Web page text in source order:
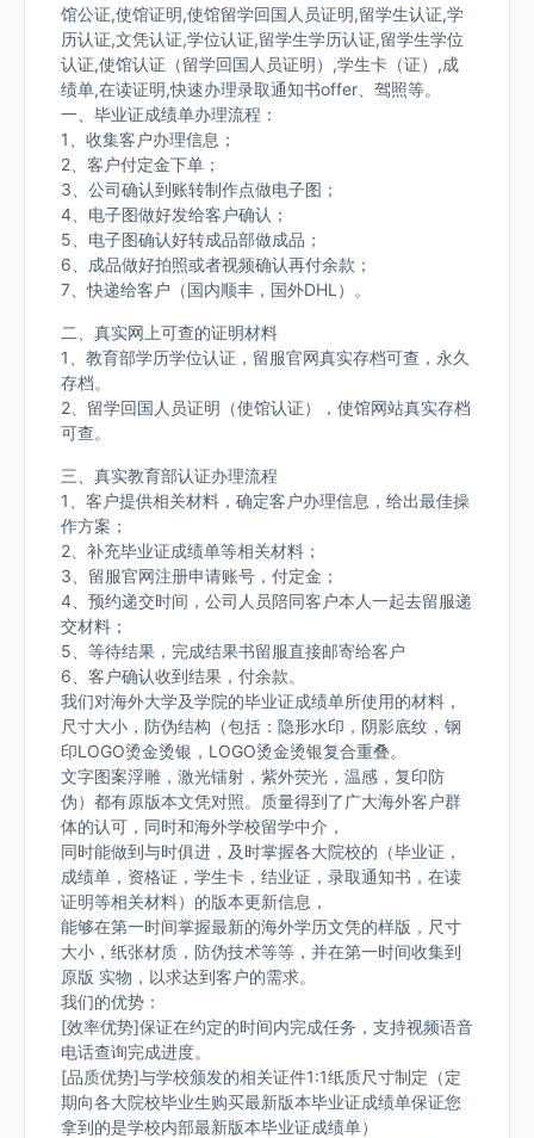
馆公证,使馆证明,使馆留学回国人员证明,留学生认证,学
历认证,文凭认证,学位认证,留学生学历认证,留学生学位
认证,使馆认证（留学回国人员证明）,学生卡（证）,成
绩单,在读证明,快速办理录取通知书offer、驾照等。
一、毕业证成绩单办理流程：
1、收集客户办理信息；
2、客户付定金下单；
3、公司确认到账转制作点做电子图；
4、电子图做好发给客户确认；
5、电子图确认好转成品部做成品；
6、成品做好拍照或者视频确认再付余款；
7、快递给客户（国内顺丰，国外DHL）。
二、真实网上可查的证明材料
1、教育部学历学位认证，留服官网真实存档可查，永久
存档。
2、留学回国人员证明（使馆认证），使馆网站真实存档
可查。
三、真实教育部认证办理流程
1、客户提供相关材料，确定客户办理信息，给出最佳操
作方案；
2、补充毕业证成绩单等相关材料；
3、留服官网注册申请账号，付定金；
4、预约递交时间，公司人员陪同客户本人一起去留服递
交材料；
5、等待结果，完成结果书留服直接邮寄给客户
6、客户确认收到结果，付余款。
我们对海外大学及学院的毕业证成绩单所使用的材料，
尺寸大小，防伪结构（包括：隐形水印，阴影底纹，钢
印LOGO烫金烫银，LOGO烫金烫银复合重叠。
文字图案浮雕，激光镭射，紫外荧光，温感，复印防
伪）都有原版本文凭对照。质量得到了广大海外客户群
体的认可，同时和海外学校留学中介，
同时能做到与时俱进，及时掌握各大院校的（毕业证，
成绩单，资格证，学生卡，结业证，录取通知书，在读
证明等相关材料）的版本更新信息，
能够在第一时间掌握最新的海外学历文凭的样版，尺寸
大小，纸张材质，防伪技术等等，并在第一时间收集到
原版 实物，以求达到客户的需求。
我们的优势：
[效率优势]保证在约定的时间内完成任务，支持视频语音
电话查询完成进度。
[品质优势]与学校颁发的相关证件1:1纸质尺寸制定（定
期向各大院校毕业生购买最新版本毕业证成绩单保证您
拿到的是学校内部最新版本毕业证成绩单）